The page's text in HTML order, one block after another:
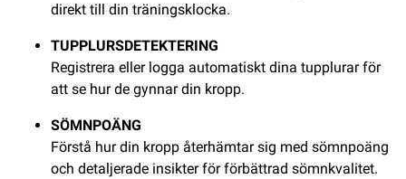
direkt till din träningsklocka.
TUPPLURSDETEKTERING
Registrera eller logga automatiskt dina tupplurar för
att se hur de gynnar din kropp.
SÖMNPOÄNG
Förstå hur din kropp återhämtar sig med sömnpoäng
och detaljerade insikter för förbättrad sömnkvalitet.